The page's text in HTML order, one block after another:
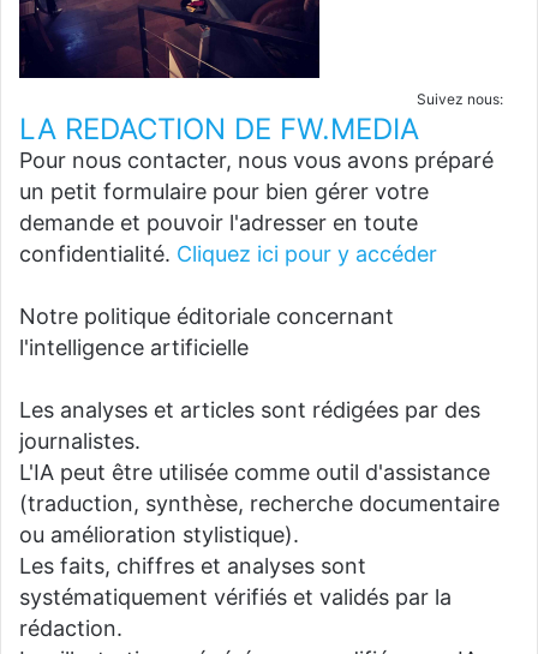
Suivez nous:
LA REDACTION DE FW.MEDIA
Pour nous contacter, nous vous avons préparé
un petit formulaire pour bien gérer votre
demande et pouvoir l'adresser en toute
confidentialité. Cliquez ici pour y accéder
Notre politique éditoriale concernant
l'intelligence artificielle
Les analyses et articles sont rédigées par des
journalistes.
L'IA peut être utilisée comme outil d'assistance
(traduction, synthèse, recherche documentaire
ou amélioration stylistique).
Les faits, chiffres et analyses sont
systématiquement vérifiés et validés par la
rédaction.